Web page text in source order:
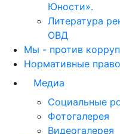
Юности».
Литература
ОВД
Мы - против
Нормативные
Медиа
Социальные
Фотогалерея
Видеогалерея